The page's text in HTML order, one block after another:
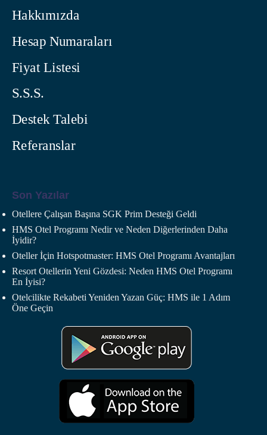
Hakkımızda
Hesap Numaraları
Fiyat Listesi
S.S.S.
Destek Talebi
Referanslar
Son Yazılar
Otellere Çalışan Başına SGK Prim Desteği Geldi
HMS Otel Programı Nedir ve Neden Diğerlerinden Daha
İyidir?
Oteller İçin Hotspotmaster: HMS Otel Programı Avantajları
Resort Otellerin Yeni Gözdesi: Neden HMS Otel Programı
En İyisi?
Otelcilikte Rekabeti Yeniden Yazan Güç: HMS ile 1 Adım
Öne Geçin